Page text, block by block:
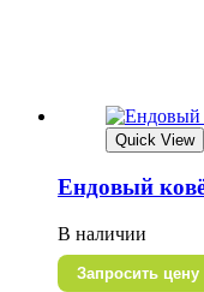
Quick View
Ендовый
В наличии
Запросить цену